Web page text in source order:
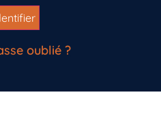
oublié ?